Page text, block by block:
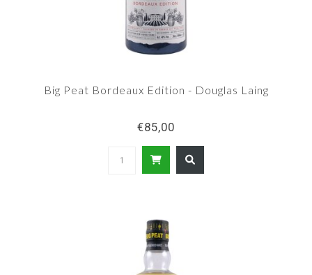
Big Peat Bordeaux Edition - Douglas Laing
€85,00